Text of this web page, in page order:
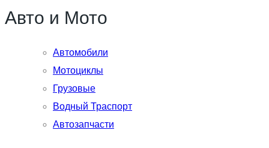
Авто и Мото
Автомобили
Мотоциклы
Грузовые
Водный Траспорт
Автозапчасти